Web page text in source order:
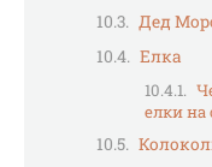
Дед
Елка
елки на